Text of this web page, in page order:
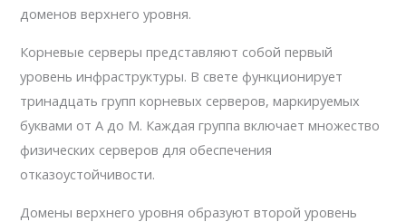
доменов верхнего уровня.
Корневые серверы представляют собой первый
уровень инфраструктуры. В свете функционирует
тринадцать групп корневых серверов, маркируемых
буквами от A до M. Каждая группа включает множество
физических серверов для обеспечения
отказоустойчивости.
Домены верхнего уровня образуют второй уровень